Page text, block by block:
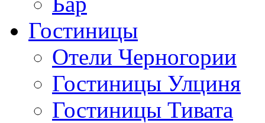
Гостиницы
Отели Черногории
Гостиницы Улциня
Гостиницы Тивата